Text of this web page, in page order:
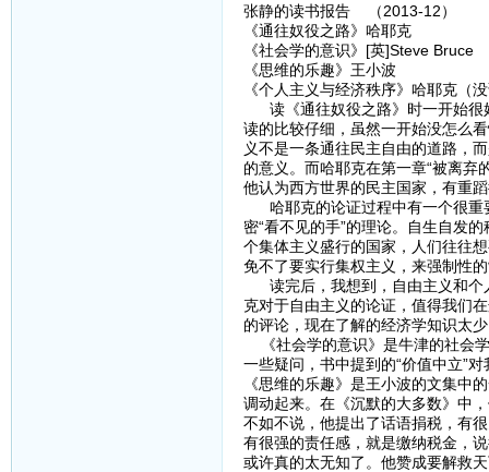
张静的读书报告 （2013-12）
《通往奴役之路》哈耶克
《社会学的意识》[英]Steve Bruce
《思维的乐趣》王小波
《个人主义与经济秩序》哈耶克（
读《通往奴役之路》时一开始很
读的比较仔细，虽然一开始没怎么
义不是一条通往民主自由的道路，
的意义。而哈耶克在第一章“被离弃
他认为西方世界的民主国家，有重
哈耶克的论证过程中有一个很重
密“看不见的手”的理论。自生自发
个集体主义盛行的国家，人们往往
免不了要实行集权主义，来强制性
读完后，我想到，自由主义和个
克对于自由主义的论证，值得我们
的评论，现在了解的经济学知识太
《社会学的意识》是牛津的社会
一些疑问，书中提到的“价值中立”
《思维的乐趣》是王小波的文集中
调动起来。在《沉默的大多数》中
不如不说，他提出了话语捐税，有
有很强的责任感，就是缴纳税金，
或许真的太无知了。他赞成要解救